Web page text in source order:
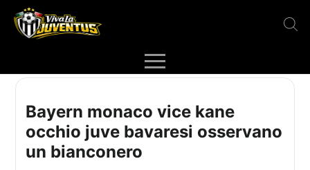
Bayern monaco vice kane
occhio juve bavaresi osservano
un bianconero